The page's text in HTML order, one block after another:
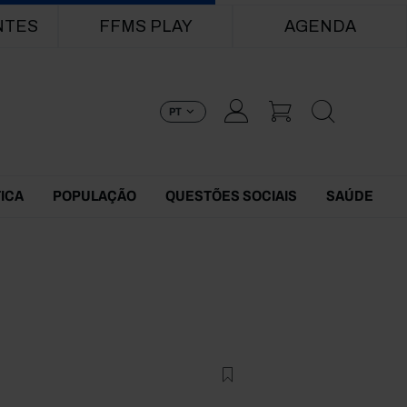
FFMS PLAY AGENDA
PT
POPULAÇÃO QUESTÕES SOCIAIS SAÚDE